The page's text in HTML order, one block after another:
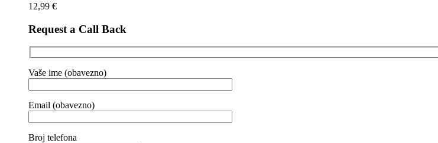
12,99 €
Request a Call Back
Vaše ime (obavezno)
Email (obavezno)
Broj telefona